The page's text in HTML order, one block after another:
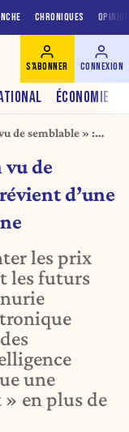
CHRONIQUES
ÉCONOMIE
S'ABONNER CONNEXION
de semblable » :
vu de
d’une
les prix
les futurs
une
en plus de